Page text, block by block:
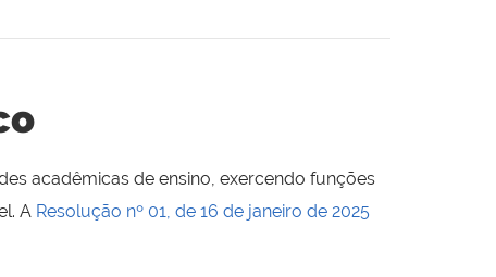
acadêmicas de ensino, exercendo funções
A Resolução nº 01, de 16 de janeiro de 2025